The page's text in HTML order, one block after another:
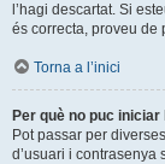
l’hagi descartat. Si
és correcta, proveu de
Torna a l’inici
Per què no puc
Pot passar per
d’usuari i contrasenya